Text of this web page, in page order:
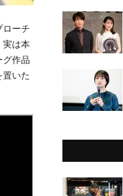
ローチ
実は本
グ作品
いた